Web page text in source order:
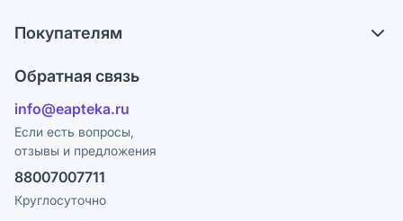
Ответы на вопросы
Блог
Карьера
Поставщики
Лицензия
Реклама на сайте
Ваши товары на ЕАПТЕКЕ
Покупателям
Программа СберСпасибо
Политика конфиденциальности
Пользовательское соглашение
Политика рекомендаций
Обратная связь
info@eapteka.ru
Если есть вопросы,
отзывы и предложения
88007007711
Круглосуточно